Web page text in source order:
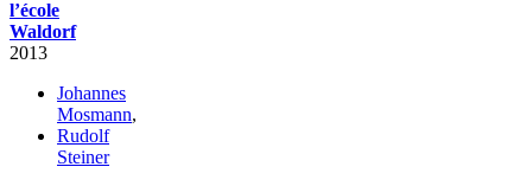
l’école
Waldorf
2013
Johannes
Mosmann,
Rudolf
Steiner